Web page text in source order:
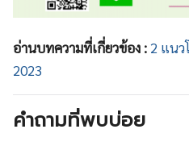
อ่านบทความที่เกี่ยวข้อง : 2 แนว
2023
คำถามที่พบบ่อย